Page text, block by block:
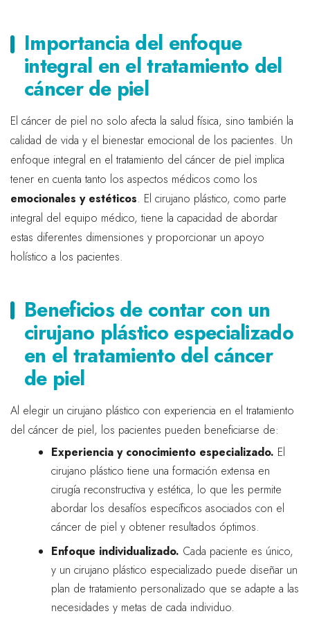
Importancia del enfoque
integral en el tratamiento del
cáncer de piel
El cáncer de piel no solo afecta la salud física, sino también la
calidad de vida y el bienestar emocional de los pacientes. Un
enfoque integral en el tratamiento del cáncer de piel implica
tener en cuenta tanto los aspectos médicos como los
emocionales y estéticos. El cirujano plástico, como parte
integral del equipo médico, tiene la capacidad de abordar
estas diferentes dimensiones y proporcionar un apoyo
holístico a los pacientes.
Beneficios de contar con un
cirujano plástico especializado
en el tratamiento del cáncer
de piel
Al elegir un cirujano plástico con experiencia en el tratamiento
del cáncer de piel, los pacientes pueden beneficiarse de:
Experiencia y conocimiento especializado. El
cirujano plástico tiene una formación extensa en
cirugía reconstructiva y estética, lo que les permite
abordar los desafíos específicos asociados con el
cáncer de piel y obtener resultados óptimos.
Enfoque individualizado. Cada paciente es único,
y un cirujano plástico especializado puede diseñar un
plan de tratamiento personalizado que se adapte a las
necesidades y metas de cada individuo.